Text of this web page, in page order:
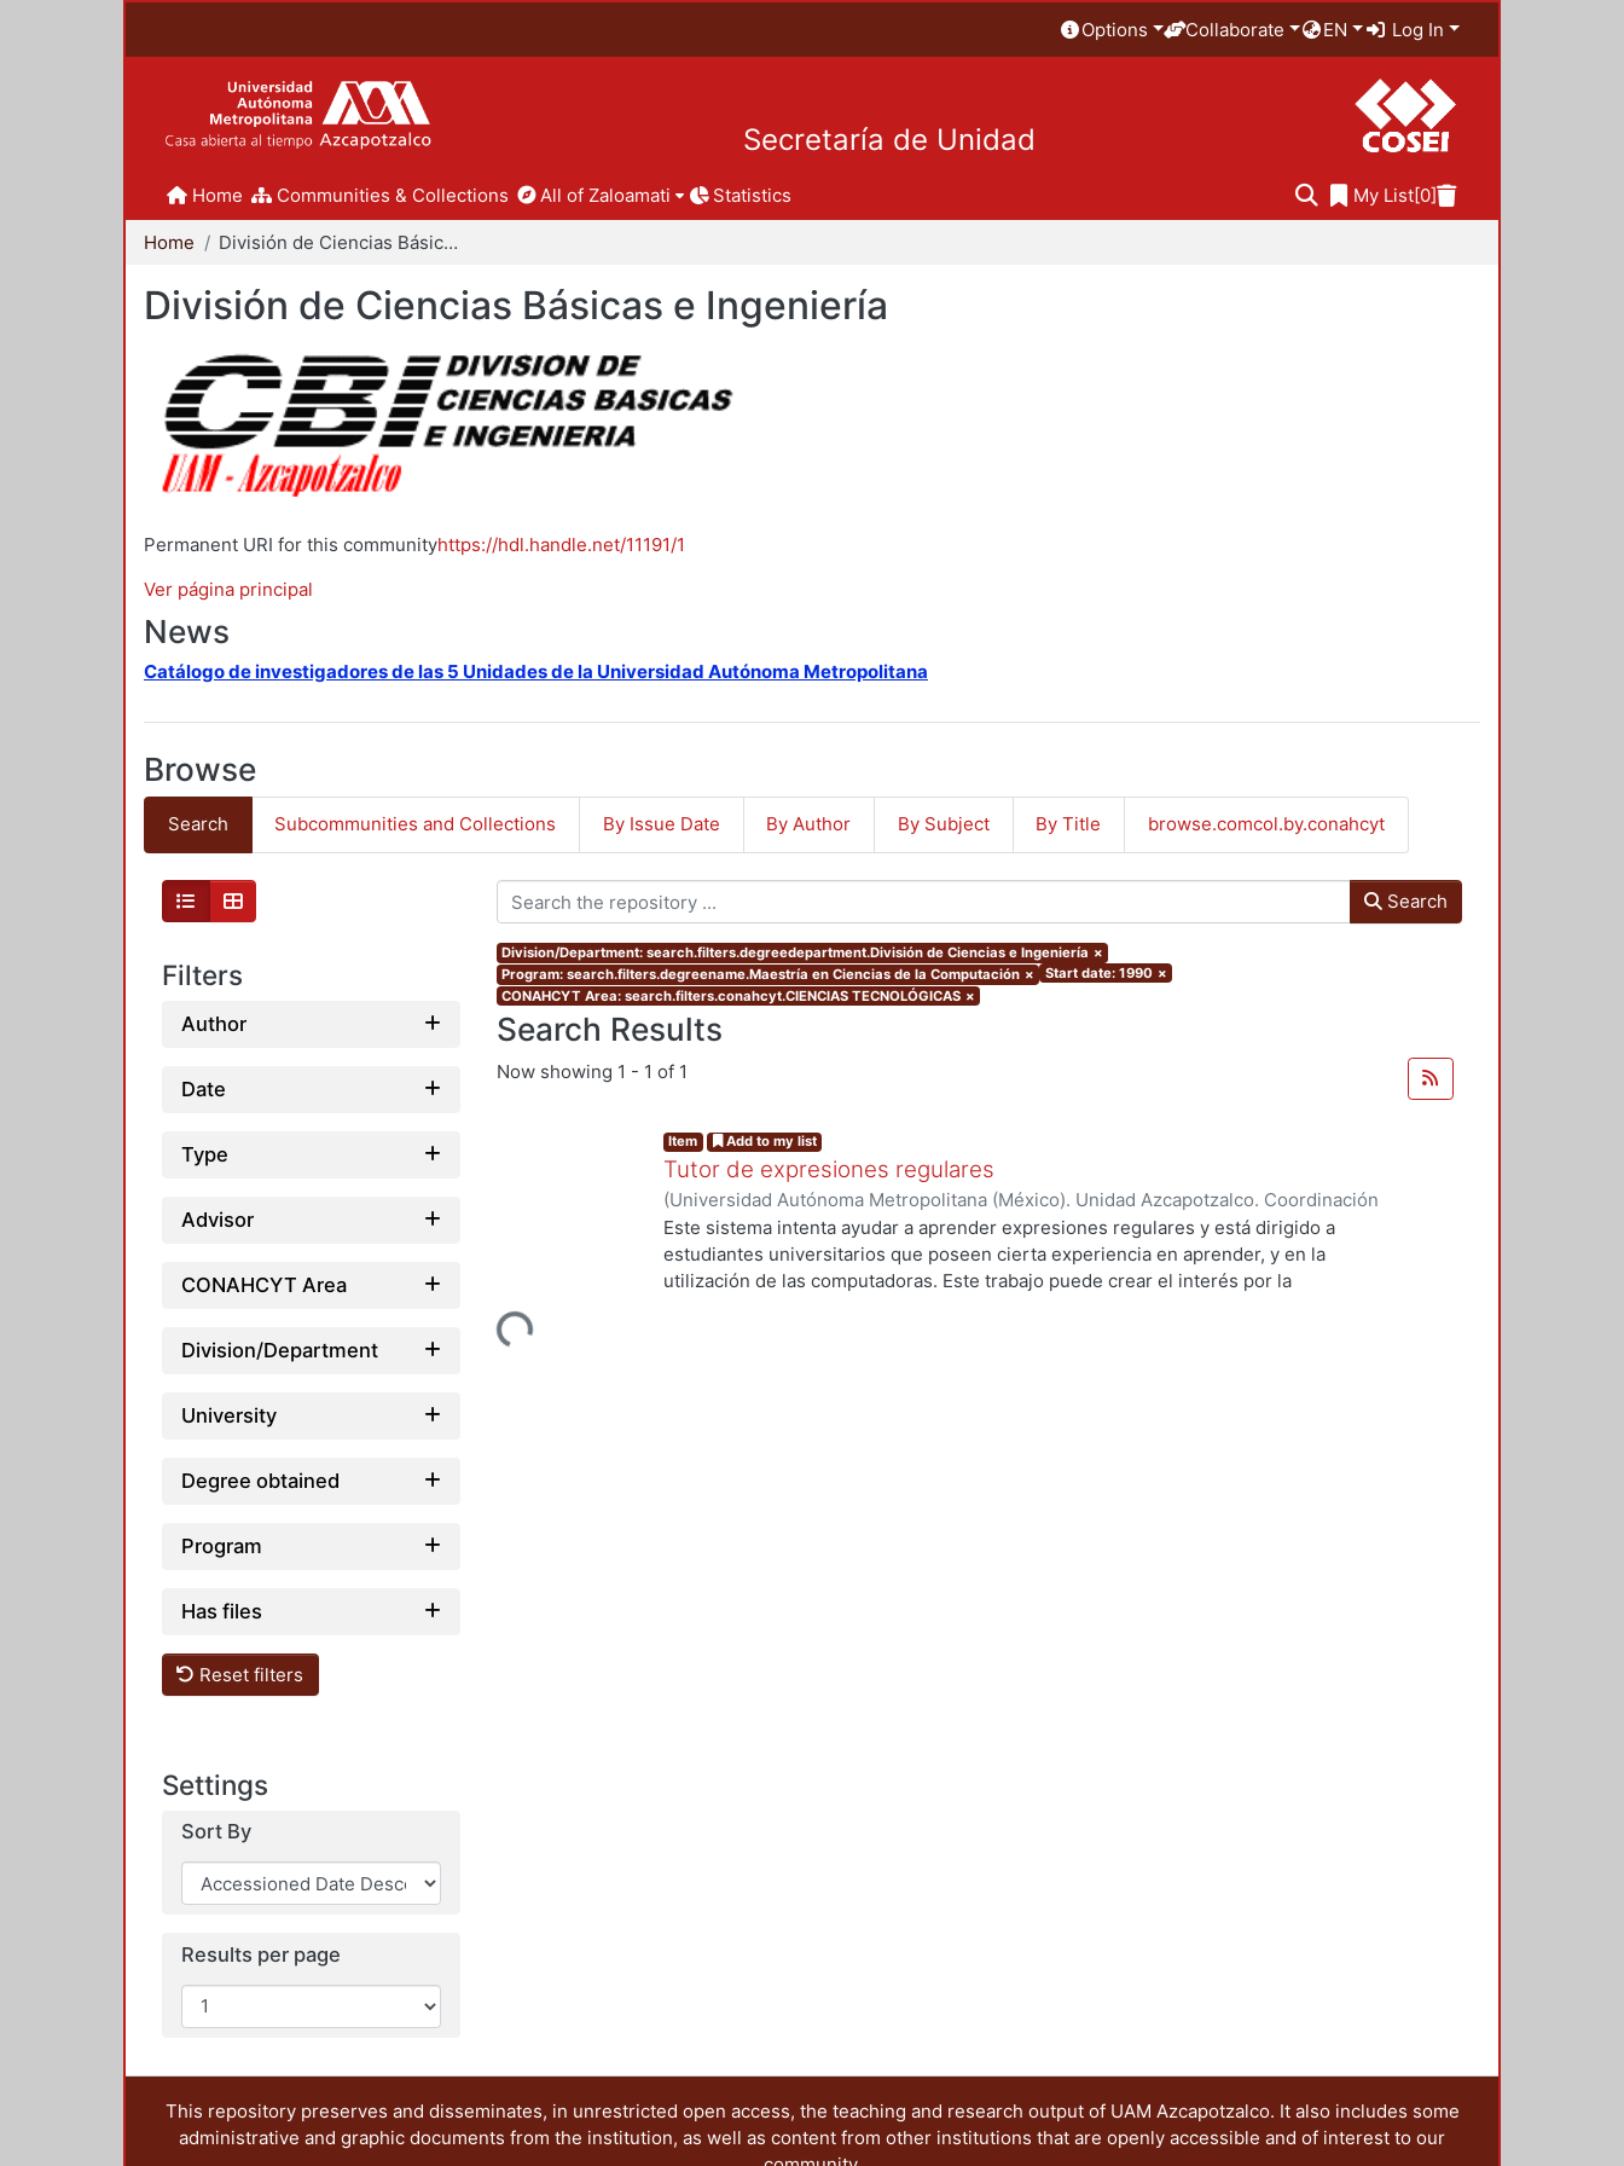
Options Collaborate EN Log In
Secretaría de Unidad
Home Communities & Collections All of Zaloamati Statistics My List[0]
Home División de Ciencias Básicas e Ingeniería
División de Ciencias Básicas e Ingeniería
Permanent URI for this communityhttps://hdl.handle.net/11191/1
Ver página principal
News
Catálogo de investigadores de las 5 Unidades de la Universidad Autónoma Metropolitana
Browse
Search Subcommunities and Collections By Issue Date By Author By Subject By Title browse.comcol.by.conahcyt
Filters
Author
Date
Type
Advisor
CONAHCYT Area
Division/Department
University
Degree obtained
Program
Has files
Reset filters
Settings
Sort By
Results per page
Search
Division/Department: search.filters.degreedepartment.División de Ciencias e Ingeniería ×
Program: search.filters.degreename.Maestría en Ciencias de la Computación × Start date: 1990 ×
CONAHCYT Area: search.filters.conahcyt.CIENCIAS TECNOLÓGICAS ×
Search Results
Now showing 1 - 1 of 1
Loading...
Item Add to my list
Tutor de expresiones regulares
(Universidad Autónoma Metropolitana (México). Unidad Azcapotzalco. Coordinación
de Servicios de Información., 1990-05) GONZALEZ BRAMBILA, SILVIA BEATRIZ
Este sistema intenta ayudar a aprender expresiones regulares y está dirigido a
estudiantes universitarios que poseen cierta experiencia en aprender, y en la
utilización de las computadoras. Este trabajo puede crear el interés por la
This repository preserves and disseminates, in unrestricted open access, the teaching and research output of UAM Azcapotzalco. It also includes some
administrative and graphic documents from the institution, as well as content from other institutions that are openly accessible and of interest to our